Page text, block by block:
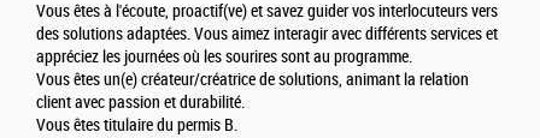
Vous êtes à l'écoute, proactif(ve) et savez guider vos interlocuteurs vers
des solutions adaptées. Vous aimez interagir avec différents services et
appréciez les journées où les sourires sont au programme.
Vous êtes un(e) créateur/créatrice de solutions, animant la relation
client avec passion et durabilité.
Vous êtes titulaire du permis B.